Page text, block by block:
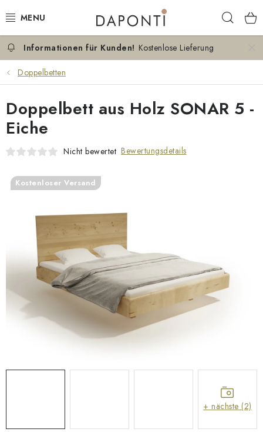
Inhalt
DOPPELBETTEN
EINZELBETTEN
NACHTTISCHE
ZERTIFIKATE
Geschäftsbewertung Blog
Lieferung
Allgemeine Geschäftsbedingungen
Datenschutzerklärung
Reklamation und Rücksendung der Ware
Über uns
Zahlungsmethoden auf unserer Website
Zertifikate
Kostenlose Lieferung
Doppelbetten
Doppelbett aus Holz SONAR 5 -
Eiche
Nicht bewertet Bewertungsdetails
Kostenloser Versand
+ nächste (2)